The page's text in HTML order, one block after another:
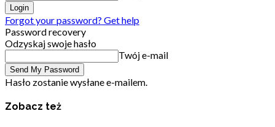
Forgot your password? Get help
Password recovery
Odzyskaj swoje hasło
Twój e-mail
Hasło zostanie wysłane e-mailem.
Zobacz też